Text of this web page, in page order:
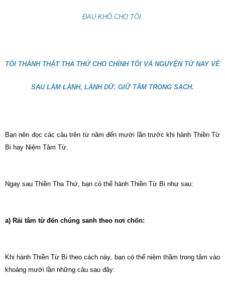
ĐAU KHỔ CHO TÔI.
TÔI THÀNH THẬT THA THỨ CHO CHÍNH TÔI VÀ NGUYỆN TỪ NAY VỀ
SAU LÀM LÀNH, LÁNH DỮ, GIỮ TÂM TRONG SẠCH.
Bạn nên đọc các câu trên từ năm đến mười lần trước khi hành Thiền Từ
Bi hay Niệm Tâm Từ.
Ngay sau Thiền Tha Thứ, bạn có thể hành Thiền Từ Bi như sau:
a) Rải tâm từ đến chúng sanh theo nơi chốn:
Khi hành Thiền Từ Bi theo cách này, bạn có thể niệm thầm trong tâm vào
khoảng mười lần những câu sau đây: